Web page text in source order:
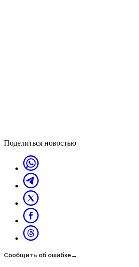
Поделиться новостью
Сообщить об ошибке→